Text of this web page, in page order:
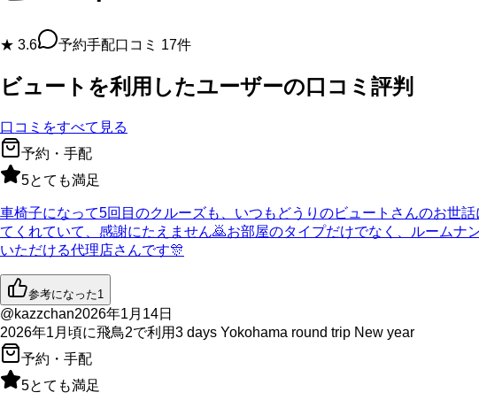
★ 3.6 予約手配口コミ 17件
ビュート を利用したユーザーの口コミ評判
口コミをすべて見る
予約・手配
5とても満足
車椅子になって5回目のクルーズも、いつもどうりのビュートさんのお世
てくれていて、感謝にたえません🙇お部屋のタイプだけでなく、ルーム
いただける代理店さんです🎊
参考になった1
@kazzchan2026年1月14日
2026年1月 頃に飛鳥2で利用3 days Yokohama round trip New year
予約・手配
5とても満足